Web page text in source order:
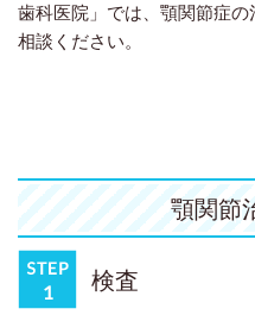
歯科医院」では、顎関節症
相談ください。
顎関節
検査